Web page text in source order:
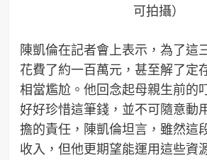
可拍攝）
陳凱倫在記者會上表示，為了這
花費了約一百萬元，甚至解了定
相當尷尬。他回念起母親生前的
好好珍惜這筆錢，並不可隨意動
擔的責任，陳凱倫坦言，雖然這
收入，但他更期望能運用這些資